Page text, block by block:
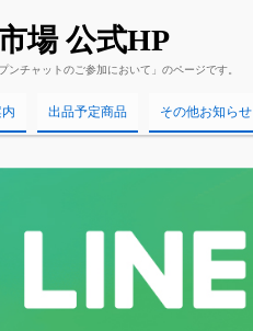
場 公式HP
ンチャットのご参加において」のページです。
出品予定商品 その他お知らせ